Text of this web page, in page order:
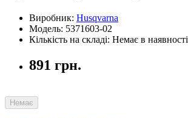
Виробник: Husqvarna
Модель: 5371603-02
Кількість на складі: Немає в наявності
891 грн.
Немає